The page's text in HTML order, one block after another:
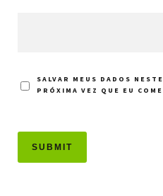
SALVAR MEUS DADOS
PRÓXIMA VEZ QUE EU